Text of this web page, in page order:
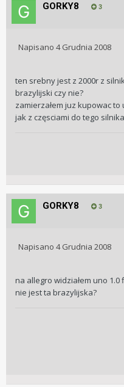
GORKY8 3
Napisano 4 Grudnia 2008
ten srebny jest z 2000r z
brazylijski czy nie?
zamierzałem juz kupowac
jak z częsciami do tego
GORKY8 3
Napisano 4 Grudnia 2008
na allegro widziałem uno
nie jest ta brazylijska?